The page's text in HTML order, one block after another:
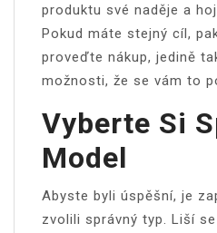
produktu své naděje a
Pokud máte stejný cíl,
proveďte nákup, jedině
možnosti, že se vám to
Vyberte Si
Model
Abyste byli úspěšní, je
zvolili správný typ. Liší